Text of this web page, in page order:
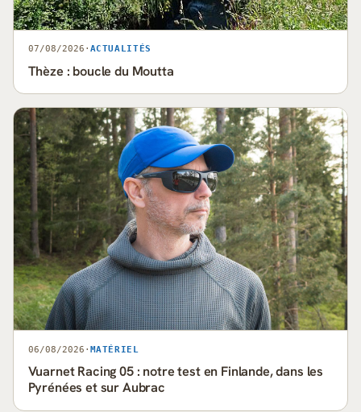
07/08/2026 · ACTUALITÉS
Thèze : boucle du Moutta
06/08/2026 · MATÉRIEL
Vuarnet Racing 05 : notre test en Finlande, dans les
Pyrénées et sur Aubrac